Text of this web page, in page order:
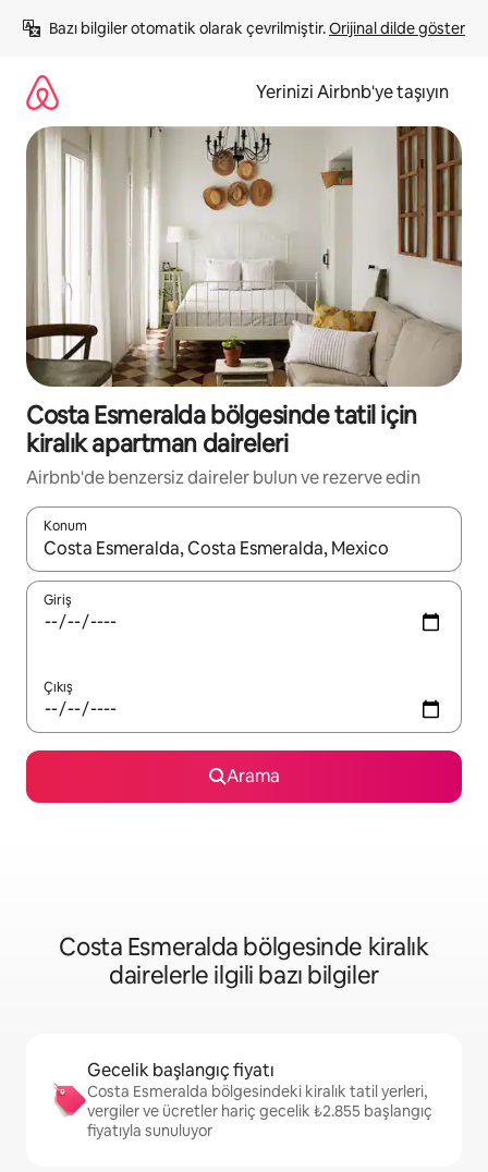
atla
Bazı bilgiler otomatik olarak çevrilmiştir. Orijinal dilde göster
Yerinizi Airbnb'ye taşıyın
Costa Esmeralda bölgesinde tatil için
kiralık apartman daireleri
Airbnb'de benzersiz daireler bulun ve rezerve edin
Konum
Sonuçlar kullanılabilir olduğunda yukarı ve aşağı oklarıyla
Giriş
Çıkış
Arama
Costa Esmeralda bölgesinde kiralık
dairelerle ilgili bazı bilgiler
Gecelik başlangıç fiyatı
Costa Esmeralda bölgesindeki kiralık tatil yerleri,
vergiler ve ücretler hariç gecelik ₺2.855 başlangıç
fiyatıyla sunuluyor